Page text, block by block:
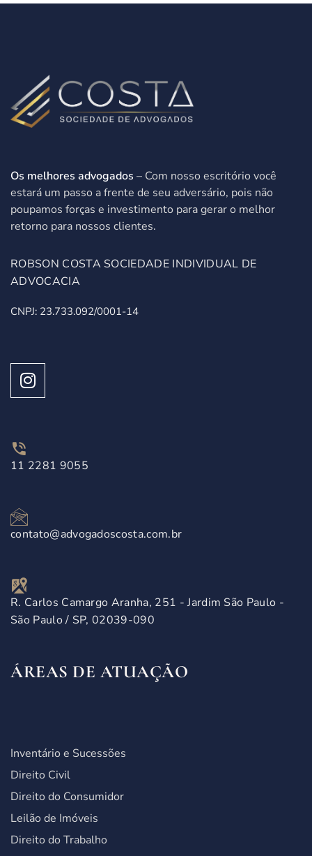
Os melhores advogados – Com nosso escritório você
estará um passo a frente de seu adversário, pois não
poupamos forças e investimento para gerar o melhor
retorno para nossos clientes.
ROBSON COSTA SOCIEDADE INDIVIDUAL DE
ADVOCACIA
CNPJ: 23.733.092/0001-14
11 2281 9055
contato@advogadoscosta.com.br
R. Carlos Camargo Aranha, 251 - Jardim São Paulo -
São Paulo / SP, 02039-090
ÁREAS DE ATUAÇÃO
Inventário e Sucessões
Direito Civil
Direito do Consumidor
Leilão de Imóveis
Direito do Trabalho